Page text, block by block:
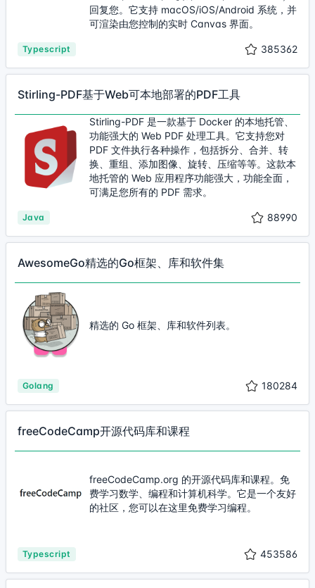
回复您。它支持 macOS/iOS/Android 系统，并
可渲染由您控制的实时 Canvas 界面。
Typescript 385362
Stirling-PDF基于Web可本地部署的PDF工具
Stirling-PDF 是一款基于 Docker 的本地托管、
功能强大的 Web PDF 处理工具。它支持您对
PDF 文件执行各种操作，包括拆分、合并、转
换、重组、添加图像、旋转、压缩等等。这款本
地托管的 Web 应用程序功能强大，功能全面，
可满足您所有的 PDF 需求。
Java 88990
AwesomeGo精选的Go框架、库和软件集
精选的 Go 框架、库和软件列表。
Golang 180284
freeCodeCamp开源代码库和课程
freeCodeCamp.org 的开源代码库和课程。免
费学习数学、编程和计算机科学。它是一个友好
的社区，您可以在这里免费学习编程。
Typescript 453586